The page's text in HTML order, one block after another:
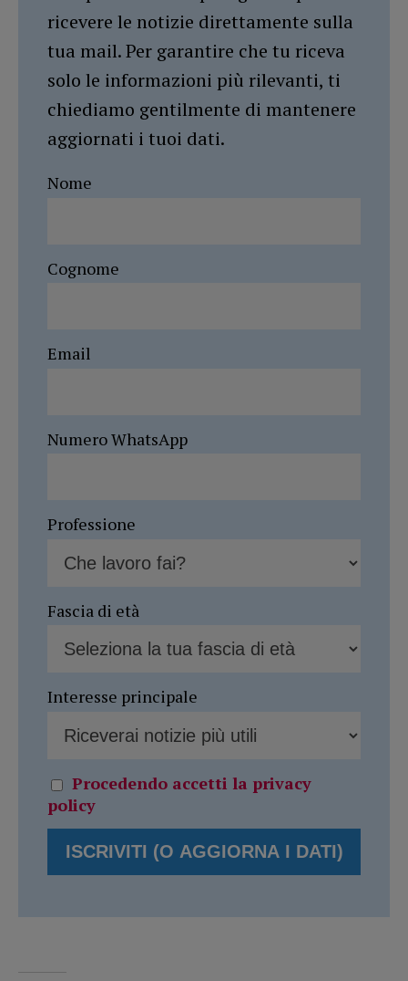
ricevere le notizie direttamente sulla
tua mail. Per garantire che tu riceva
solo le informazioni più rilevanti, ti
chiediamo gentilmente di mantenere
aggiornati i tuoi dati.
Nome
Cognome
Email
Numero WhatsApp
Professione
Fascia di età
Interesse principale
Procedendo accetti la privacy
policy